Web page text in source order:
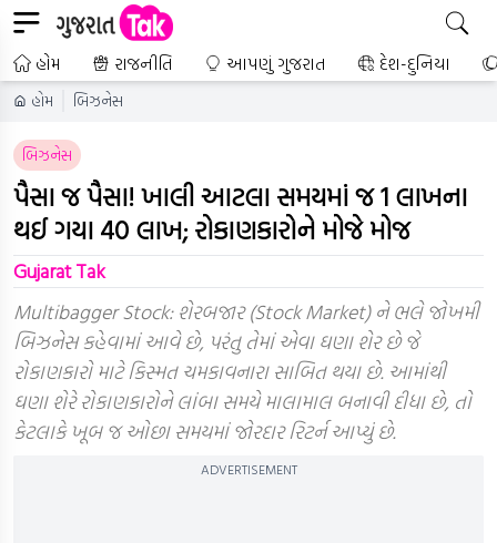
હોમ રાજનીતિ આપણું ગુજરાત દેશ-દુનિયા
હોમ બિઝનેસ
બિઝનેસ
પૈસા જ પૈસા! ખાલી આટલા સમયમાં જ 1 લાખના
થઈ ગયા 40 લાખ; રોકાણકારોને મોજે મોજ
Gujarat Tak
Multibagger Stock: શેરબજાર (Stock Market) ને ભલે જોખમી
બિઝનેસ કહેવામાં આવે છે, પરંતુ તેમાં એવા ઘણા શેર છે જે
રોકાણકારો માટે કિસ્મત ચમકાવનારા સાબિત થયા છે. આમાંથી
ઘણા શેરે રોકાણકારોને લાંબા સમયે માલામાલ બનાવી દીધા છે, તો
કેટલાકે ખૂબ જ ઓછા સમયમાં જોરદાર રિટર્ન આપ્યું છે.
ADVERTISEMENT